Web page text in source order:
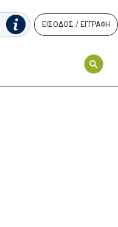
ΕΙΣΟΔΟΣ / ΕΓΓΡΑΦΗ